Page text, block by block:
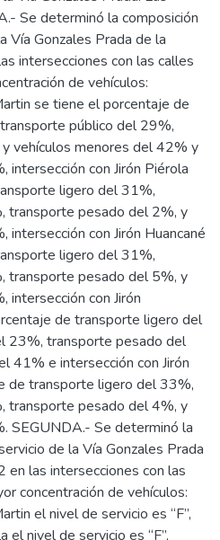
Se determinó la composición
Vía Gonzales Prada de la
intersecciones con las calles
de vehículos:
se tiene el porcentaje de
público del 29%,
vehículos menores del 42% y
intersección con Jirón Piérola
ligero del 31%,
transporte pesado del 2%, y
con Jirón Huancané
ligero del 31%,
transporte pesado del 5%, y
intersección con Jirón
de transporte ligero del
23%, transporte pesado del
41% e intersección con Jirón
de transporte ligero del 33%,
transporte pesado del 4%, y
SEGUNDA.- Se determinó la
de la Vía Gonzales Prada
en las intersecciones con las
concentración de vehículos:
el nivel de servicio es “F”,
el nivel de servicio es “F”,